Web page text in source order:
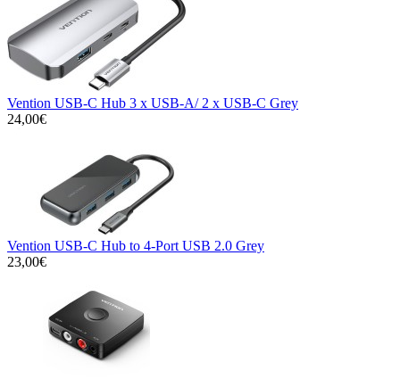
Vention USB-C Hub 3 x USB-A/ 2 x USB-C Grey
24,00€
Vention USB-C Hub to 4-Port USB 2.0 Grey
23,00€